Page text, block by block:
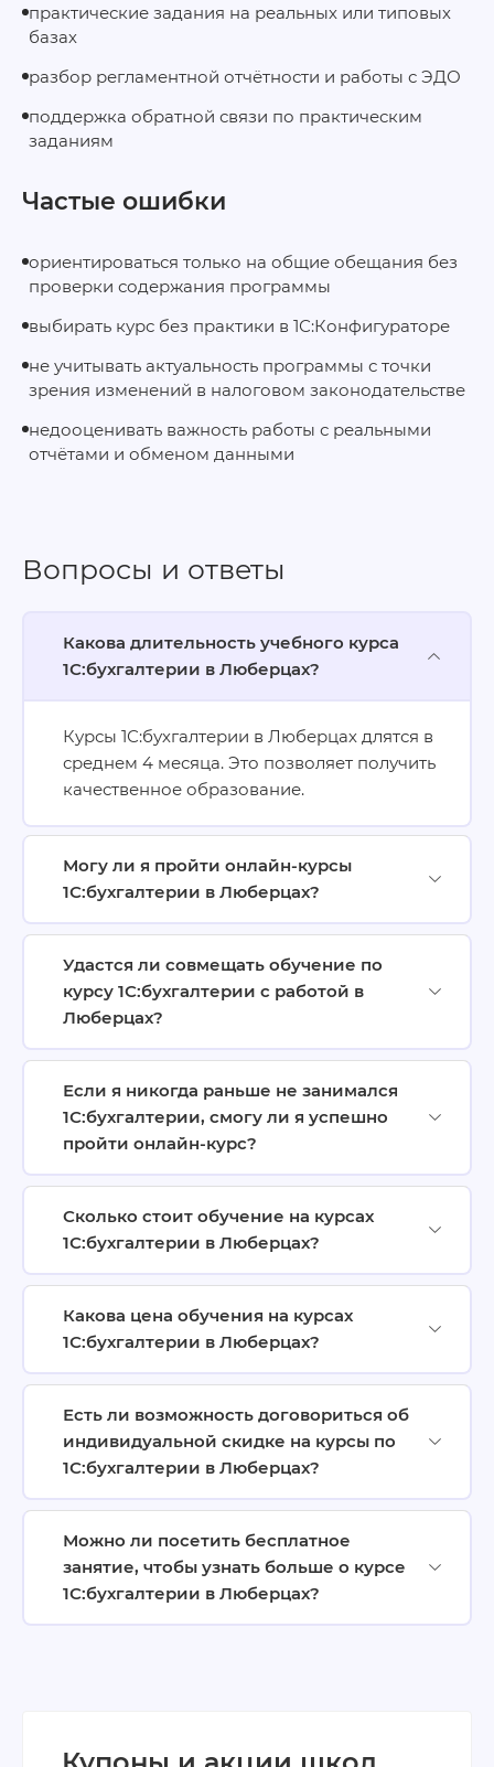
практические задания на реальных или типовых
базах
разбор регламентной отчётности и работы с ЭДО
поддержка обратной связи по практическим
заданиям
Частые ошибки
ориентироваться только на общие обещания без
проверки содержания программы
выбирать курс без практики в 1С:Конфигураторе
не учитывать актуальность программы с точки
зрения изменений в налоговом законодательстве
недооценивать важность работы с реальными
отчётами и обменом данными
Вопросы и ответы
Какова длительность учебного курса
1С:бухгалтерии в Люберцах?
Курсы 1С:бухгалтерии в Люберцах длятся в
среднем 4 месяца. Это позволяет получить
качественное образование.
Могу ли я пройти онлайн-курсы
1С:бухгалтерии в Люберцах?
Удастся ли совмещать обучение по
курсу 1С:бухгалтерии с работой в
Люберцах?
Если я никогда раньше не занимался
1С:бухгалтерии, смогу ли я успешно
пройти онлайн-курс?
Сколько стоит обучение на курсах
1С:бухгалтерии в Люберцах?
Какова цена обучения на курсах
1С:бухгалтерии в Люберцах?
Есть ли возможность договориться об
индивидуальной скидке на курсы по
1С:бухгалтерии в Люберцах?
Можно ли посетить бесплатное
занятие, чтобы узнать больше о курсе
1С:бухгалтерии в Люберцах?